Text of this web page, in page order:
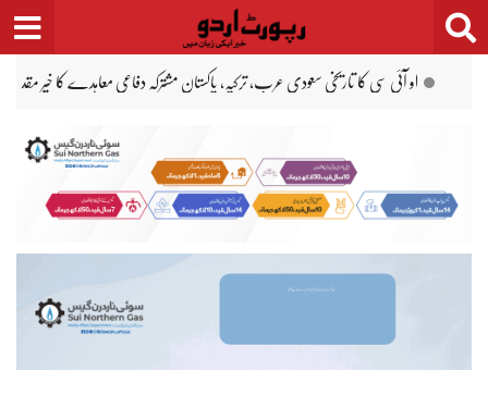
Skip
to
مریم نواز کا ستھرا پنجاب ورکرز کو ہر ماہ 5 تاریخ تک تنخواہ ادائیگی کا حکم عبداللّٰہ طاہر